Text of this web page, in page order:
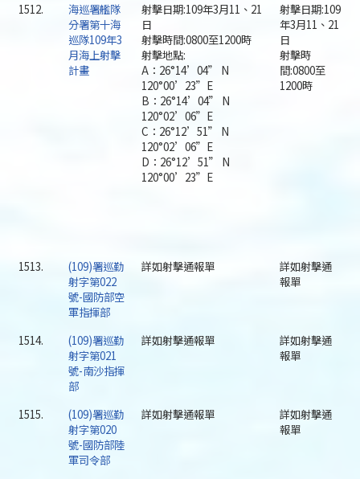
1512.
海巡署艦隊
分署第十海
巡隊109年3
月海上射擊
計畫
射擊日期:109年3月11、21
日
射擊時間:0800至1200時
射擊地點:
A：26°14’04” N
120°00’23”E
B：26°14’04” N
120°02’06”E
C：26°12’51” N
120°02’06”E
D：26°12’51” N
120°00’23”E
射擊日期:109
年3月11、21
日
射擊時
間:0800至
1200時
1513.
(109)署巡勤
射字第022
號-國防部空
軍指揮部
詳如射擊通報單
詳如射擊通
報單
1514.
(109)署巡勤
射字第021
號-南沙指揮
部
詳如射擊通報單
詳如射擊通
報單
1515.
(109)署巡勤
射字第020
號-國防部陸
軍司令部
詳如射擊通報單
詳如射擊通
報單